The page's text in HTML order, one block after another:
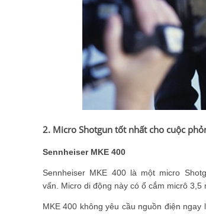
2. Micro Shotgun tốt nhất cho cuộc
Sennheiser MKE 400
Sennheiser MKE 400 là một micro
vấn. Micro di động này có ổ cắm micrô
MKE 400 không yêu cầu nguồn điện